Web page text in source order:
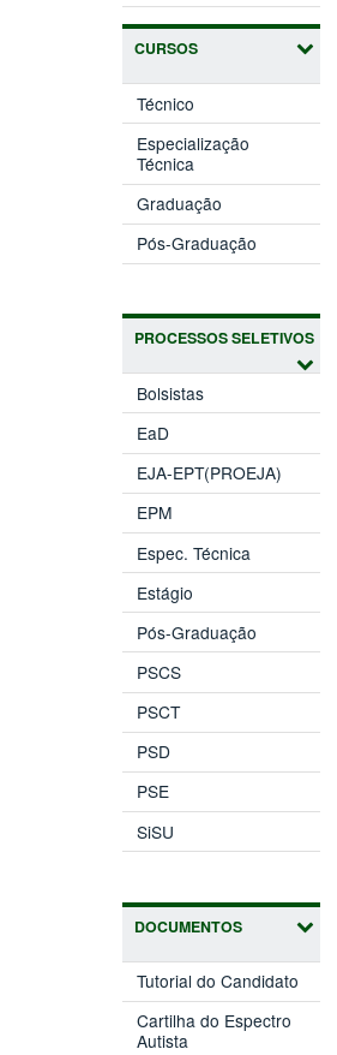
CURSOS
Técnico
Especialização
Técnica
Graduação
Pós-Graduação
PROCESSOS SELETIVOS
Bolsistas
EaD
EJA-EPT(PROEJA)
EPM
Espec. Técnica
Estágio
Pós-Graduação
PSCS
PSCT
PSD
PSE
SiSU
DOCUMENTOS
Tutorial do Candidato
Cartilha do Espectro
Autista